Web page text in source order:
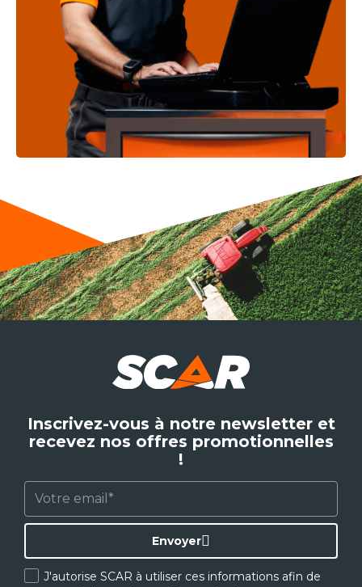
Inscrivez-vous à notre newsletter et
recevez nos offres promotionnelles
!
J'autorise SCAR à utiliser ces informations afin de
Envoyer